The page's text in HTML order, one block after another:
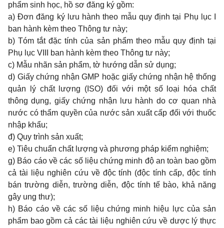
phẩm sinh học, hồ sơ đăng ký gồm:
a) Đơn đăng ký lưu hành theo mẫu quy định tại Phụ lục I
ban hành kèm theo Thông tư này;
b) Tóm tắt đặc tính của sản phẩm theo mẫu quy định tại
Phụ lục VIII
ban hành kèm theo Thông tư này;
c) Mẫu nhãn sản phẩm, tờ hướng dẫn sử dụng;
d) Giấy chứng nhận GMP hoặc giấy chứng nhận hệ thống
quản lý chất lượng (ISO) đối với một số loại hóa chất
thông dụng, giấy chứng nhận lưu hành do cơ quan nhà
nước có thẩm quyền của nước sản xuất cấp đối với thuốc
nhập khẩu;
đ) Quy trình sản xuất;
e) Tiêu chuẩn chất lượng và phương pháp kiểm nghiệm;
g) Báo cáo về các số liệu chứng minh độ an toàn bao gồm
cả tài liệu nghiên cứu về độc tính (độc tính cấp, độc tính
bán trường diễn, trường diễn, độc tính tế bào, khả năng
gây ung thư);
h) Báo cáo về các số liệu chứng minh hiệu lực của sản
phẩm bao gồm cả các tài liệu nghiên cứu về dược lý thực